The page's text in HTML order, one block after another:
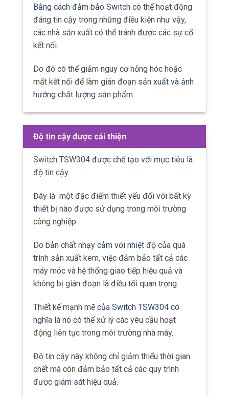
Bằng cách đảm bảo Switch có thể hoạt động
đáng tin cậy trong những điều kiện như vậy,
các nhà sản xuất có thể tránh được các sự cố
kết nối.
Do đó có thể giảm nguy cơ hỏng hóc hoặc
mất kết nối để làm gián đoạn sản xuất và ảnh
hưởng chất lượng sản phẩm.
Độ tin cậy được cải thiện
Switch TSW304 được chế tạo với mục tiêu là
độ tin cậy.
Đây là một đặc điểm thiết yếu đối với bất kỳ
thiết bị nào được sử dụng trong môi trường
công nghiệp.
Do bản chất nhạy cảm với nhiệt độ của quá
trình sản xuất kem, việc đảm bảo tất cả các
máy móc và hệ thống giao tiếp hiệu quả và
không bị gián đoạn là điều tối quan trọng.
Thiết kế mạnh mẽ của Switch TSW304 có
nghĩa là nó có thểxử lý các yêu cầu hoạt
động liên tục trong môi trường nhà máy.
Độ tin cậy này không chỉ giảm thiểu thời gian
chết mà còn đảm bảo tất cả các quy trình
được giám sát hiệu quả.